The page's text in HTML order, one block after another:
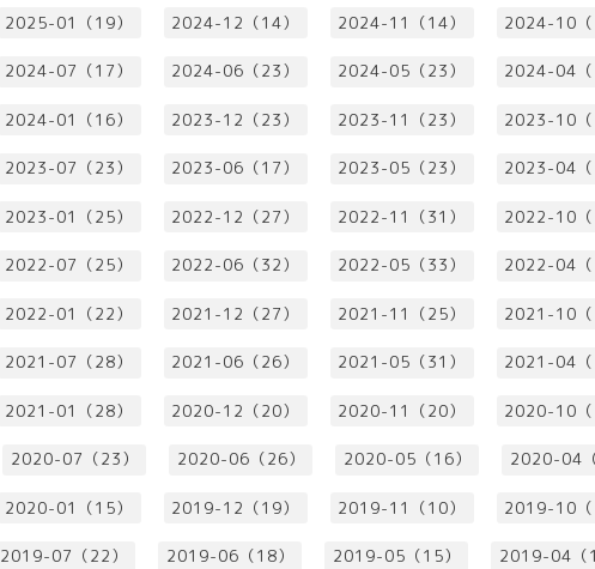
2025-01（19） 2024-12（14） 2024-11（14） 2024-10
2024-07（17） 2024-06（23） 2024-05（23） 2024-04
2024-01（16） 2023-12（23） 2023-11（23） 2023-10
2023-07（23） 2023-06（17） 2023-05（23） 2023-04
2023-01（25） 2022-12（27） 2022-11（31） 2022-10
2022-07（25） 2022-06（32） 2022-05（33） 2022-04
2022-01（22） 2021-12（27） 2021-11（25） 2021-10
2021-07（28） 2021-06（26） 2021-05（31） 2021-04
2021-01（28） 2020-12（20） 2020-11（20） 2020-10
2020-07（23） 2020-06（26） 2020-05（16） 2020-04
2020-01（15） 2019-12（19） 2019-11（10） 2019-10
2019-07（22） 2019-06（18） 2019-05（15） 2019-04（